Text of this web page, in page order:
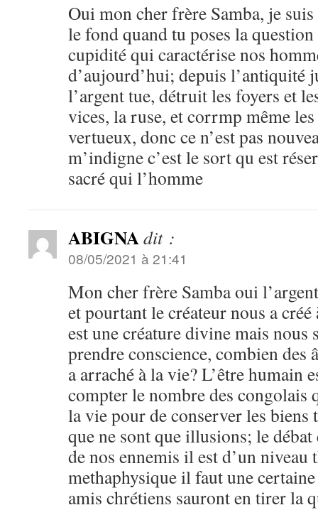
Oui mon cher frère Samba, je
le fond quand tu poses la
cupidité qui caractérise nos
d’aujourd’hui; depuis l’antiquité
l’argent tue, détruit les foyers et
vices, la ruse, et corrmp même
vertueux, donc ce n’est pas
m’indigne c’est le sort qu est
sacré qui l’homme
ABIGNAdit :
08/05/2021 à 21:41
Mon cher frère Samba oui
et pourtant le créateur nous a
est une créature divine mais nous
prendre conscience, combien des
a arraché à la vie? L’être humain
compter le nombre des congolais
la vie pour de conserver les biens
que ne sont que illusions; le débat
de nos ennemis il est d’un
methaphysique il faut une
amis chrétiens sauront en tirer la